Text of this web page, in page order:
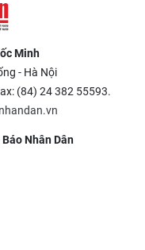
Minh
- Hà Nội
(84) 24 382 55593.
Nhân Dân